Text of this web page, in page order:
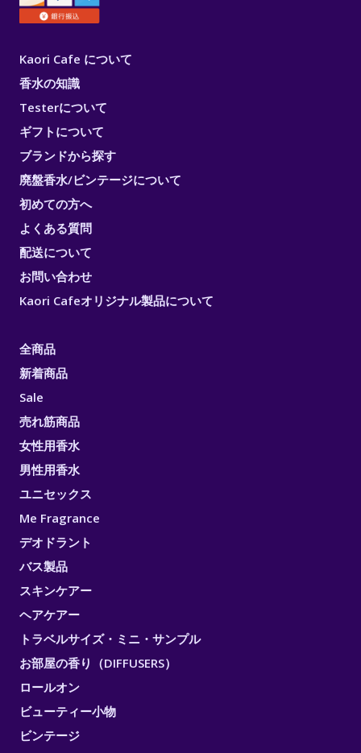
Kaori Cafe について
香水の知識
Testerについて
ギフトについて
ブランドから探す
廃盤香水/ビンテージについて
初めての方へ
よくある質問
配送について
お問い合わせ
Kaori Cafeオリジナル製品について
全商品
新着商品
Sale
売れ筋商品
女性用香水
男性用香水
ユニセックス
Me Fragrance
デオドラント
バス製品
スキンケアー
ヘアケアー
トラベルサイズ・ミニ・サンプル
お部屋の香り（DIFFUSERS）
ロールオン
ビューティー小物
ビンテージ